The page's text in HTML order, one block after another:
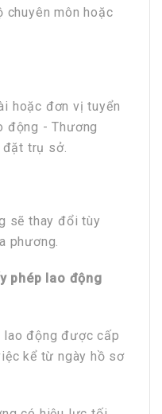
chuyên môn hoặc
hoặc đơn vị tuyển
động - Thương
đặt trụ sở.
sẽ thay đổi tùy
phương.
phép lao động
lao động được cấp
kể từ ngày hồ sơ